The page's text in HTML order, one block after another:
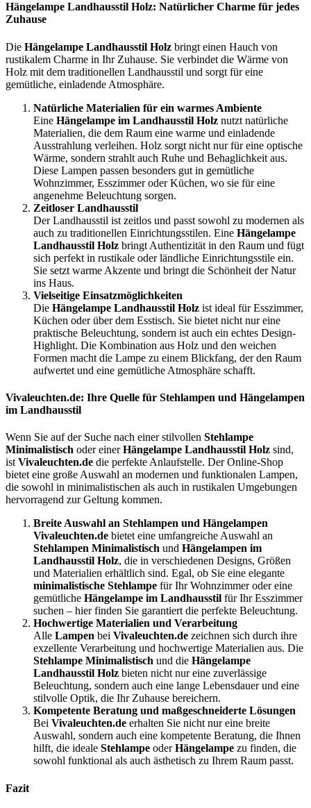
Hängelampe Landhausstil Holz: Natürlicher Charme für jedes
Zuhause
Die Hängelampe Landhausstil Holz bringt einen Hauch von
rustikalem Charme in Ihr Zuhause. Sie verbindet die Wärme von
Holz mit dem traditionellen Landhausstil und sorgt für eine
gemütliche, einladende Atmosphäre.
Natürliche Materialien für ein warmes Ambiente
Eine Hängelampe im Landhausstil Holz nutzt natürliche
Materialien, die dem Raum eine warme und einladende
Ausstrahlung verleihen. Holz sorgt nicht nur für eine optische
Wärme, sondern strahlt auch Ruhe und Behaglichkeit aus.
Diese Lampen passen besonders gut in gemütliche
Wohnzimmer, Esszimmer oder Küchen, wo sie für eine
angenehme Beleuchtung sorgen.
Zeitloser Landhausstil
Der Landhausstil ist zeitlos und passt sowohl zu modernen als
auch zu traditionellen Einrichtungsstilen. Eine Hängelampe
Landhausstil Holz bringt Authentizität in den Raum und fügt
sich perfekt in rustikale oder ländliche Einrichtungsstile ein.
Sie setzt warme Akzente und bringt die Schönheit der Natur
ins Haus.
Vielseitige Einsatzmöglichkeiten
Die Hängelampe Landhausstil Holz ist ideal für Esszimmer,
Küchen oder über dem Esstisch. Sie bietet nicht nur eine
praktische Beleuchtung, sondern ist auch ein echtes Design-
Highlight. Die Kombination aus Holz und den weichen
Formen macht die Lampe zu einem Blickfang, der den Raum
aufwertet und eine gemütliche Atmosphäre schafft.
Vivaleuchten.de: Ihre Quelle für Stehlampen und Hängelampen
im Landhausstil
Wenn Sie auf der Suche nach einer stilvollen Stehlampe
Minimalistisch oder einerHängelampe Landhausstil Holz sind,
ist Vivaleuchten.de die perfekte Anlaufstelle. Der Online-Shop
bietet eine große Auswahl an modernen und funktionalen Lampen,
die sowohl in minimalistischen als auch in rustikalen Umgebungen
hervorragend zur Geltung kommen.
Breite Auswahl an Stehlampen und Hängelampen
Vivaleuchten.de bietet eine umfangreiche Auswahl an
Stehlampen Minimalistisch und Hängelampen im
Landhausstil Holz, die in verschiedenen Designs, Größen
und Materialien erhältlich sind. Egal, ob Sie eine elegante
minimalistische Stehlampe für Ihr Wohnzimmer oder eine
gemütliche Hängelampe im Landhausstil für Ihr Esszimmer
suchen – hier finden Sie garantiert die perfekte Beleuchtung.
Hochwertige Materialien und Verarbeitung
Alle Lampen bei Vivaleuchten.de zeichnen sich durch ihre
exzellente Verarbeitung und hochwertige Materialien aus. Die
Stehlampe Minimalistisch und die Hängelampe
Landhausstil Holz bieten nicht nur eine zuverlässige
Beleuchtung, sondern auch eine lange Lebensdauer und eine
stilvolle Optik, die Ihr Zuhause bereichern.
Kompetente Beratung und maßgeschneiderte Lösungen
Bei Vivaleuchten.de erhalten Sie nicht nur eine breite
Auswahl, sondern auch eine kompetente Beratung, die Ihnen
hilft, die ideale Stehlampe oderHängelampe zu finden, die
sowohl funktional als auch ästhetisch zu Ihrem Raum passt.
Fazit